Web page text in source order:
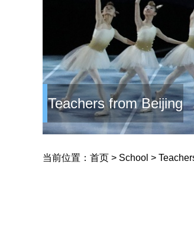
Teachers from Beijing
当前位置： 首页 > School >